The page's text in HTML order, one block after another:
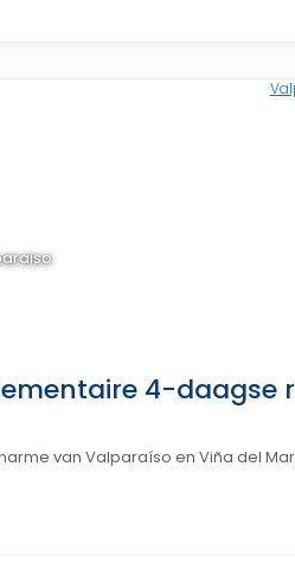
4-daagse
van Valparaíso en Viña del